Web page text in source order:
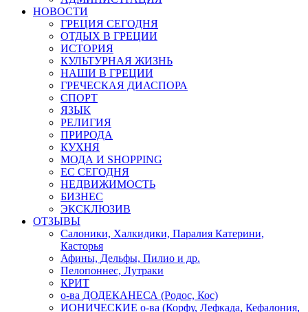
НОВОСТИ
ГРЕЦИЯ СЕГОДНЯ
ОТДЫХ В ГРЕЦИИ
ИСТОРИЯ
КУЛЬТУРНАЯ ЖИЗНЬ
НАШИ В ГРЕЦИИ
ГРЕЧЕСКАЯ ДИАСПОРА
СПОРТ
ЯЗЫК
РЕЛИГИЯ
ПРИРОДА
КУХНЯ
МОДА И SHOPPING
ЕС СЕГОДНЯ
НЕДВИЖИМОСТЬ
БИЗНЕС
ЭКСКЛЮЗИВ
ОТЗЫВЫ
Салоники, Халкидики, Паралия Катерини,
Касторья
Афины, Дельфы, Пилио и др.
Пелопоннес, Лутраки
КРИТ
о-ва ДОДЕКАНЕСА (Родос, Кос)
ИОНИЧЕСКИЕ о-ва (Корфу, Лефкада, Кефалония,